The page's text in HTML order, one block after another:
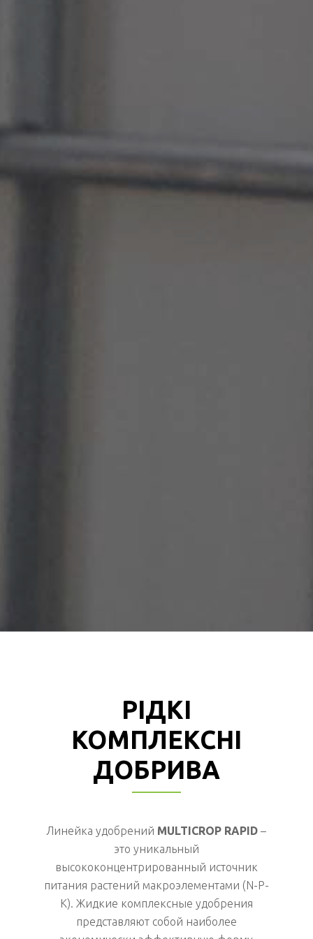
РІДКІ
КОМПЛЕКСНІ
ДОБРИВА
Линейка удобрений MULTICROP RAPID –
это уникальный
высококонцентрированный источник
питания растений макроэлементами (N-P-
K). Жидкие комплексные удобрения
представляют собой наиболее